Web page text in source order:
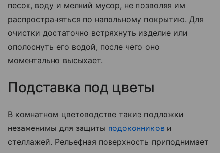
песок, воду и мелкий мусор, не позволяя им
распространяться по напольному покрытию. Для
очистки достаточно встряхнуть изделие или
ополоснуть его водой, после чего оно
моментально высыхает.
Подставка под цветы
В комнатном цветоводстве такие подложки
незаменимы для защиты подоконников и
стеллажей. Рельефная поверхность приподнимает